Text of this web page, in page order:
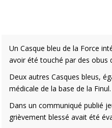
Un Casque bleu de la Force
avoir été touché par des obus
Deux autres Casques bleus,
médicale de la base de la Finul.
Dans un communiqué publié
grièvement blessé avait été